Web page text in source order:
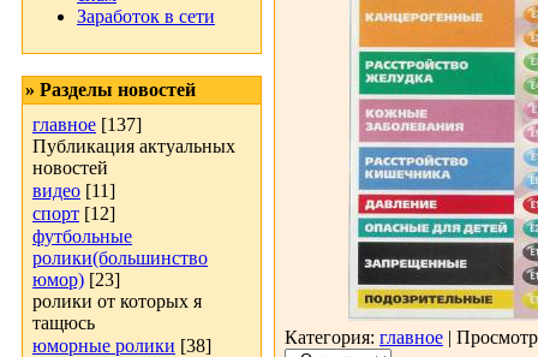
Заработок в сети
» Разделы новостей
главное [137]
Публикация актуальных
новостей
видео [11]
спорт [12]
футбольные
ролики(большинство
юмор) [23]
ролики от которых я
тащюсь
юморные ролики [38]
Категория: главное |